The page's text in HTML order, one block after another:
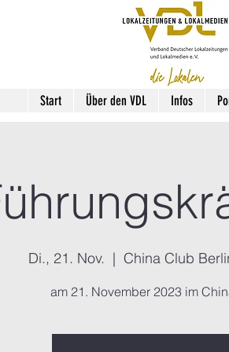
Start Über den VDL Infos
Di., 21. Nov.
  |
China Club
am 21. November 2023 im